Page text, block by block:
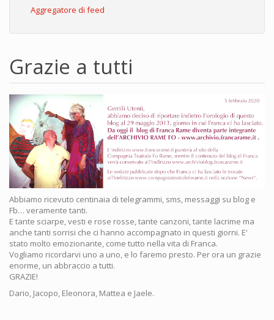
Aggregatore di feed
Grazie a tutti
Abbiamo ricevuto centinaia di telegrammi, sms, messaggi su blog e
Fb… veramente tanti.
E tante sciarpe, vesti e rose rosse, tante canzoni, tante lacrime ma
anche tanti sorrisi che ci hanno accompagnato in questi giorni. E'
stato molto emozionante, come tutto nella vita di Franca.
Vogliamo ricordarvi uno a uno, e lo faremo presto. Per ora un grazie
enorme, un abbraccio a tutti.
GRAZIE!
Dario, Jacopo, Eleonora, Mattea e Jaele.